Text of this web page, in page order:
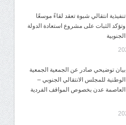
تنفيذية انتقالي شبوة تعقد لقاءً موسعًا
وتؤكد الثبات على مشروع استعادة الدولة
الجنوبية
بيان توضيحي صادر عن الجمعية الجمعية
الوطنية للمجلس الانتقالي الجنوبي –
العاصمة عدن بخصوص المواقف الفردية